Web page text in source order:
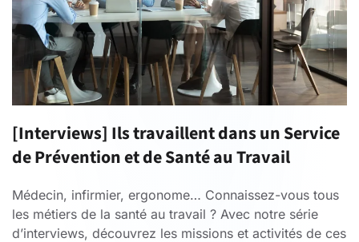
[Interviews] Ils travaillent dans un Service
de Prévention et de Santé au Travail
Médecin, infirmier, ergonome… Connaissez-vous tous
les métiers de la santé au travail ? Avec notre série
d’interviews, découvrez les missions et activités de ces